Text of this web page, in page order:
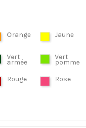
Orange Jaune
Vert
armée
Vert
pomme
Rouge Rose